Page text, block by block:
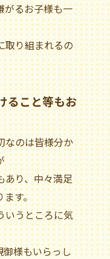
がるお子様も一
取り組まれるの
ること等もお
なのは皆様分か
あり、中々満足
ます。
いうところに気
御様もいらっし